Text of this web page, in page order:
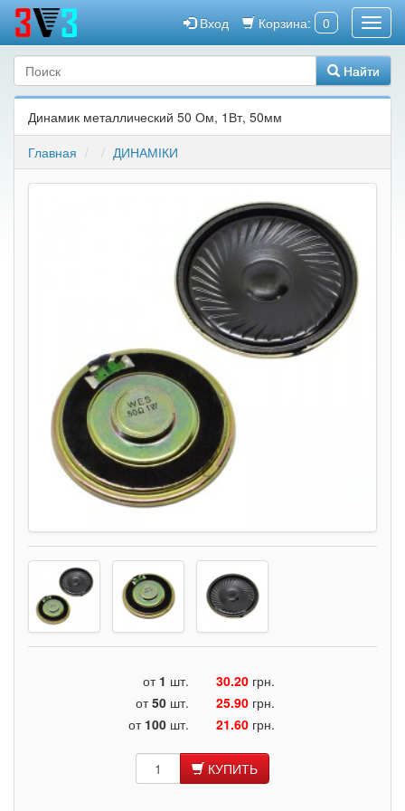
Корзина: 0
Вход
Найти
Динамик металлический 50 Ом, 1Вт, 50мм
Главная
ДИНАМІКИ
от 1 шт. 30.20 грн.
от50 шт. 25.90 грн.
от 100 шт. 21.60 грн.
КУПИТЬ